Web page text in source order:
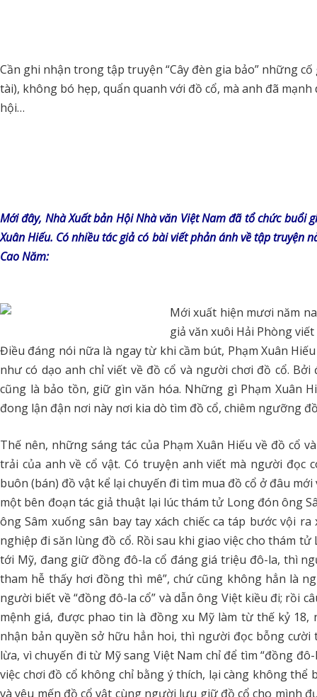
Cần ghi nhận trong tập truyện “Cây đèn gia bảo” những
tài), không bó hẹp, quẩn quanh với đồ cổ, mà anh đã
hội…
Mới đây, Nhà Xuất bản Hội Nhà văn Việt Nam đã tổ chức buổi
Xuân Hiếu. Có nhiều tác giả có bài viết phản ánh về tập
Cao Năm:
Mới xuất hiện mươi năm
giả văn xuôi Hải Phòng
Điều đáng nói nữa là ngay từ khi cầm bút, Phạm Xuân
như có dạo anh chỉ viết về đồ cổ và người chơi đồ cổ.
cũng là bảo tồn, giữ gìn văn hóa. Những gì Phạm Xuân
đong lận đận nơi này nơi kia dò tìm đồ cổ, chiêm ngưỡng
Thế nên, những sáng tác của Phạm Xuân Hiếu về đồ cổ
trải của anh về cổ vật. Có truyện anh viết mà người đọc
buôn (bán) đồ vật kể lại chuyến đi tìm mua đồ cổ ở đâu
một bên đoạn tác giả thuật lại lúc thám tử Long đón ông
ông Sâm xuống sân bay tay xách chiếc ca táp bước vội
nghiệp đi săn lùng đồ cổ. Rồi sau khi giao việc cho thám
tới Mỹ, đang giữ đồng đô-la cổ đáng giá triệu đô-la, thì
tham hễ thấy hơi đồng thì mê”, chứ cũng không hẳn là
người biết về “đồng đô-la cổ” và dẫn ông Việt kiều đi; rồi
mệnh giá, được phao tin là đồng xu Mỹ làm từ thế kỷ
nhận bản quyền sở hữu hẳn hoi, thì người đọc bỗng
lừa, vì chuyến đi từ Mỹ sang Việt Nam chỉ để tìm “đồng
việc chơi đồ cổ không chỉ bằng ý thích, lại càng không
và yêu mến đồ cổ vật cùng người lưu giữ đồ cổ cho mình